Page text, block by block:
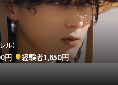
ル）
円
経験者1,650円